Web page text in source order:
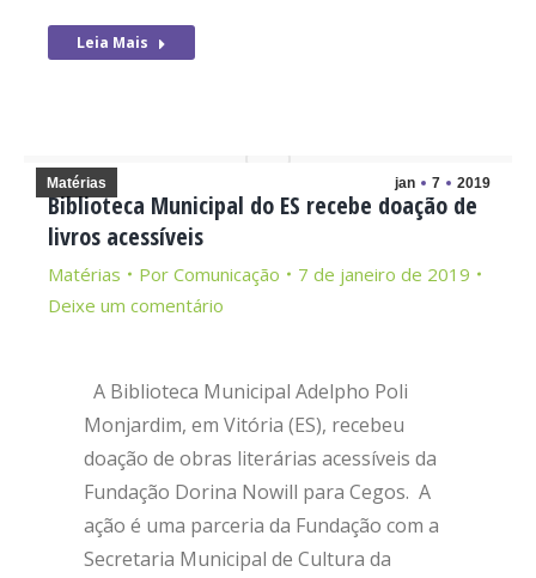
Leia Mais
jan 7 2019
Matérias
Biblioteca Municipal do ES recebe doação de
livros acessíveis
Matérias Por Comunicação
7 de janeiro de 2019
Deixe um comentário
A Biblioteca Municipal Adelpho Poli
Monjardim, em Vitória (ES), recebeu
doação de obras literárias acessíveis da
Fundação Dorina Nowill para Cegos. A
ação é uma parceria da Fundação com a
Secretaria Municipal de Cultura da